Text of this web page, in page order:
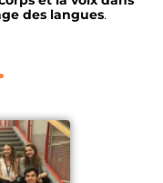
des langues.